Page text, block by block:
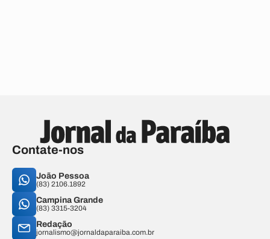
Contate-nos
João Pessoa
(83) 2106.1892
Campina Grande
(83) 3315-3204
Redação
jornalismo@jornaldaparaiba.com.br